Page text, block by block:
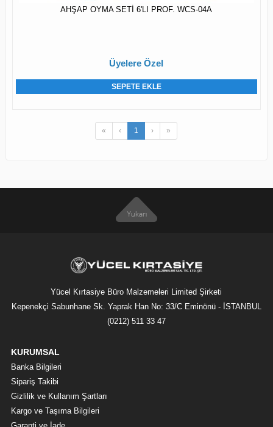
AHŞAP OYMA SETİ 6'LI PROF. WCS-04A
Üyelere Özel
SEPETE EKLE
« ‹ 1 › »
Yücel Kırtasiye Büro Malzemeleri Limited Şirketi
Kepenekçi Sabunhane Sk. Yaprak Han No: 33/C Eminönü - İSTANBUL
(0212) 511 33 47
KURUMSAL
Banka Bilgileri
Sipariş Takibi
Gizlilik ve Kullanım Şartları
Kargo ve Taşıma Bilgileri